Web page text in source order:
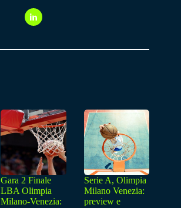
Gara 2 Finale
LBA Olimpia
Milano-Venezia:
Serie A, Olimpia
Milano Venezia:
preview e